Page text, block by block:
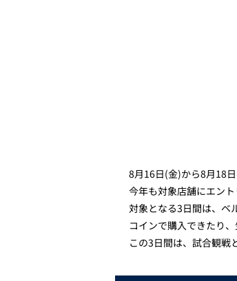
8月16日(金)から8月18
今年も対象店舗にエント
対象となる3日間は、ベ
コインで購入できたり
この3日間は、試合観戦